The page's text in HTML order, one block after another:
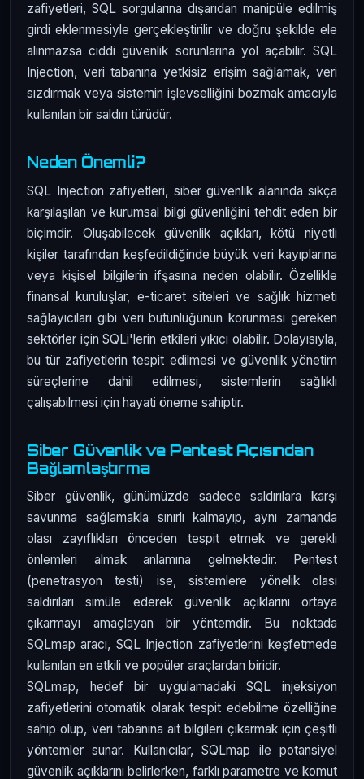
zafiyetleri, SQL sorgularına dışarıdan manipüle edilmiş
girdi eklenmesiyle gerçekleştirilir ve doğru şekilde ele
alınmazsa ciddi güvenlik sorunlarına yol açabilir. SQL
Injection, veri tabanına yetkisiz erişim sağlamak, veri
sızdırmak veya sistemin işlevselliğini bozmak amacıyla
kullanılan bir saldırı türüdür.
Neden Önemli?
SQL Injection zafiyetleri, siber güvenlik alanında sıkça
karşılaşılan ve kurumsal bilgi güvenliğini tehdit eden bir
biçimdir. Oluşabilecek güvenlik açıkları, kötü niyetli
kişiler tarafından keşfedildiğinde büyük veri kayıplarına
veya kişisel bilgilerin ifşasına neden olabilir. Özellikle
finansal kuruluşlar, e-ticaret siteleri ve sağlık hizmeti
sağlayıcıları gibi veri bütünlüğünün korunması gereken
sektörler için SQLi'lerin etkileri yıkıcı olabilir. Dolayısıyla,
bu tür zafiyetlerin tespit edilmesi ve güvenlik yönetim
süreçlerine dahil edilmesi, sistemlerin sağlıklı
çalışabilmesi için hayati öneme sahiptir.
Siber Güvenlik ve Pentest Açısından
Bağlamlaştırma
Siber güvenlik, günümüzde sadece saldırılara karşı
savunma sağlamakla sınırlı kalmayıp, aynı zamanda
olası zayıflıkları önceden tespit etmek ve gerekli
önlemleri almak anlamına gelmektedir. Pentest
(penetrasyon testi) ise, sistemlere yönelik olası
saldırıları simüle ederek güvenlik açıklarını ortaya
çıkarmayı amaçlayan bir yöntemdir. Bu noktada
SQLmap aracı, SQL Injection zafiyetlerini keşfetmede
kullanılan en etkili ve popüler araçlardan biridir.
SQLmap, hedef bir uygulamadaki SQL injeksiyon
zafiyetlerini otomatik olarak tespit edebilme özelliğine
sahip olup, veri tabanına ait bilgileri çıkarmak için çeşitli
yöntemler sunar. Kullanıcılar, SQLmap ile potansiyel
güvenlik açıklarını belirlerken, farklı parametre ve komut